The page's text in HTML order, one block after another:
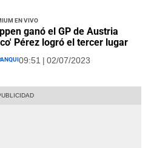
EN VIVO
ganó el GP de Austria
Pérez logró el tercer lugar
09:51 | 02/07/2023